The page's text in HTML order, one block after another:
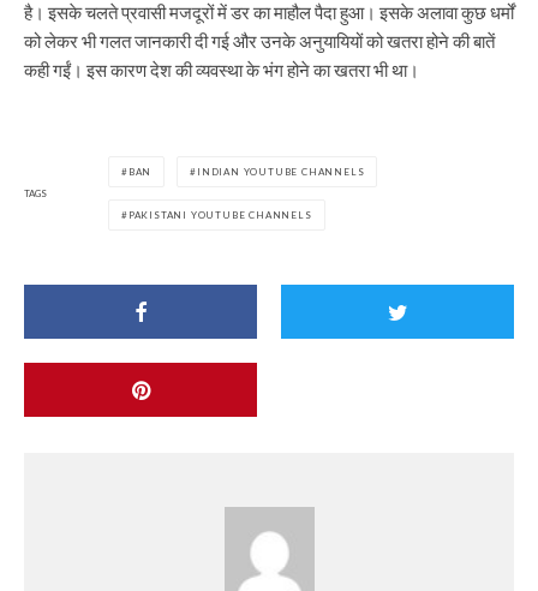
है। इसके चलते प्रवासी मजदूरों में डर का माहौल पैदा हुआ। इसके अलावा कुछ धर्मों
को लेकर भी गलत जानकारी दी गई और उनके अनुयायियों को खतरा होने की बातें
कही गईं। इस कारण देश की व्यवस्था के भंग होने का खतरा भी था।
TAGS
BAN INDIAN YOUTUBE CHANNELS
PAKISTANI YOUTUBE CHANNELS